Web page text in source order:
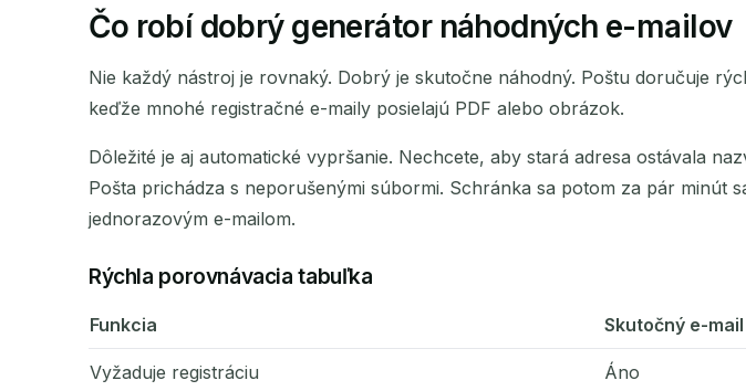
Čo robí dobrý generátor náhodných e-mailov
Nie každý nástroj je rovnaký. Dobrý je skutočne náhodný. Poštu doručuje
keďže mnohé registračné e-maily posielajú PDF alebo obrázok.
Dôležité je aj automatické vypršanie. Nechcete, aby stará adresa ostávala
Pošta prichádza s neporušenými súbormi. Schránka sa potom za pár minút
jednorazovým e-mailom.
Rýchla porovnávacia tabuľka
Funkcia Skutočný e-mail
Vyžaduje registráciu Áno